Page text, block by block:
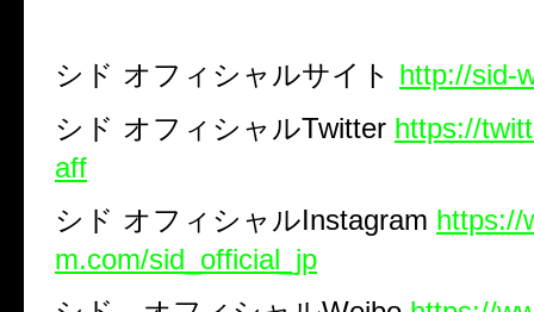
シド オフィシャルサイト http://sid-
シド オフィシャルTwitter https://
aff
シド オフィシャルInstagram https://
m.com/sid_official_jp